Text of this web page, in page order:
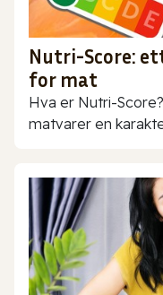
Nutri-Score:
for mat
Hva er Nutri-
matvarer en